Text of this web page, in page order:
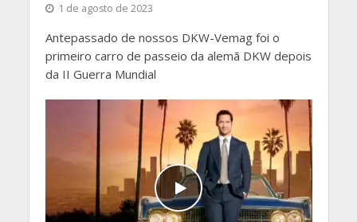
1 de agosto de 2023
Antepassado de nossos DKW-Vemag foi o
primeiro carro de passeio da alemã DKW depois
da II Guerra Mundial